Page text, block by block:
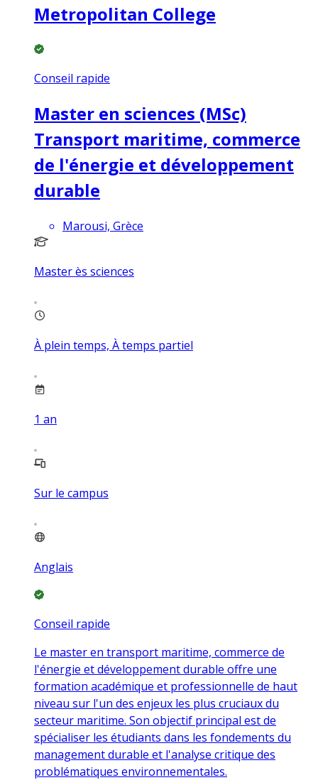
Metropolitan College
Conseil rapide
Master en sciences (MSc)
Transport maritime, commerce
de l'énergie et développement
durable
Marousi, Grèce
Master ès sciences
À plein temps, À temps partiel
1 an
Sur le campus
Anglais
Conseil rapide
Le master en transport maritime, commerce de
l'énergie et développement durable offre une
formation académique et professionnelle de haut
niveau sur l'un des enjeux les plus cruciaux du
secteur maritime. Son objectif principal est de
spécialiser les étudiants dans les fondements du
management durable et l'analyse critique des
problématiques environnementales.